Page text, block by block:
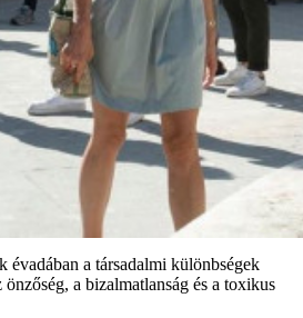
évadában a társadalmi különbségek
a bizalmatlanság és a toxikus